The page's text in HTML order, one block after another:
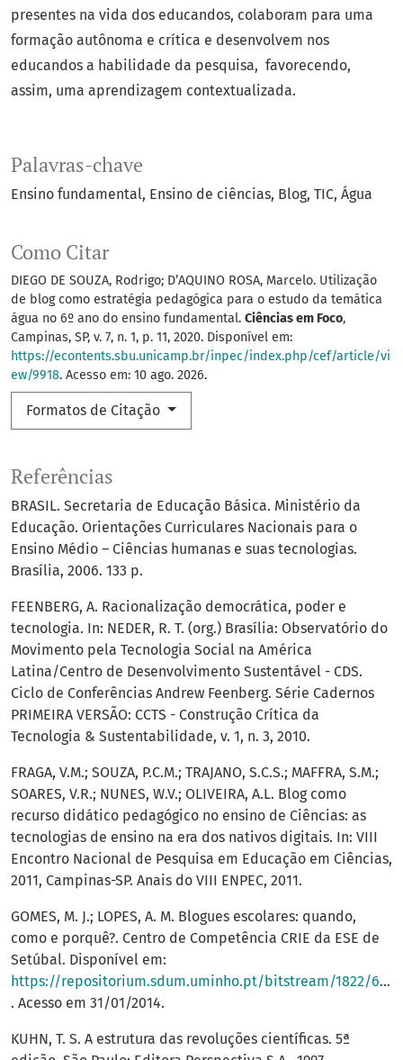
Palavras-chave
Ensino fundamental Ensino de ciências Blog TIC Água
Como Citar
DIEGO DE SOUZA, Rodrigo; D’AQUINO ROSA, Marcelo. Utilização
de blog como estratégia pedagógica para o estudo da temática
água no 6º ano do ensino fundamental. Ciências em Foco,
Campinas, SP, v. 7, n. 1, p. 11, 2020. Disponível em:
https://econtents.sbu.unicamp.br/inpec/index.php/cef/article/vi
ew/9918. Acesso em: 10 ago. 2026.
Formatos de Citação
presentes na vida dos educandos, colaboram para uma
formação autônoma e crítica e desenvolvem nos
educandos a habilidade da pesquisa, favorecendo,
assim, uma aprendizagem contextualizada.
Referências
BRASIL. Secretaria de Educação Básica. Ministério da
Educação. Orientações Curriculares Nacionais para o
Ensino Médio – Ciências humanas e suas tecnologias.
Brasília, 2006. 133 p.
FEENBERG, A. Racionalização democrática, poder e
tecnologia. In: NEDER, R. T. (org.) Brasília: Observatório do
Movimento pela Tecnologia Social na América
Latina/Centro de Desenvolvimento Sustentável - CDS.
Ciclo de Conferências Andrew Feenberg. Série Cadernos
PRIMEIRA VERSÃO: CCTS - Construção Crítica da
Tecnologia & Sustentabilidade, v. 1, n. 3, 2010.
FRAGA, V.M.; SOUZA, P.C.M.; TRAJANO, S.C.S.; MAFFRA, S.M.;
SOARES, V.R.; NUNES, W.V.; OLIVEIRA, A.L. Blog como
recurso didático pedagógico no ensino de Ciências: as
tecnologias de ensino na era dos nativos digitais. In: VIII
Encontro Nacional de Pesquisa em Educação em Ciências,
2011, Campinas-SP. Anais do VIII ENPEC, 2011.
GOMES, M. J.; LOPES, A. M. Blogues escolares: quando,
como e porquê?. Centro de Competência CRIE da ESE de
Setúbal. Disponível em:
https://repositorium.sdum.uminho.pt/bitstream/1822/6487/1/gomes2007.pdf
. Acesso em 31/01/2014.
KUHN, T. S. A estrutura das revoluções científicas. 5ª